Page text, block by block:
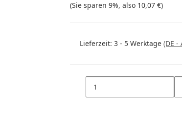
(Sie sparen 9%, also 10,07 €)
Lieferzeit: 3 - 5 Werktage (DE